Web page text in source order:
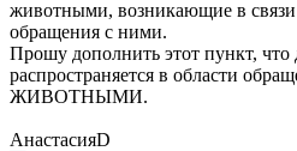
животными, возникающие в
обращения с ними.
Прошу дополнить этот пункт, что
распространяется в области
ЖИВОТНЫМИ.
АнастасияD